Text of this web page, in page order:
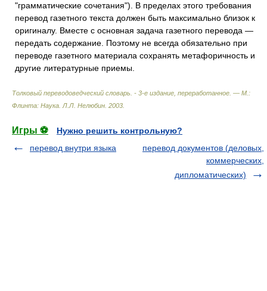
"грамматические сочетания"). В пределах этого требования
перевод газетного текста должен быть максимально близок к
оригиналу. Вместе с основная задача газетного перевода —
передать содержание. Поэтому не всегда обязательно при
переводе газетного материала сохранять метафоричность и
другие литературные приемы.
Толковый переводоведческий словарь. - 3-е издание, переработанное. — М.:
Флинта: Наука Л.Л. Нелюбин 2003
Игры ⚽
Нужно решить контрольную?
перевод внутри языка
перевод документов (деловых,
коммерческих,
дипломатических)